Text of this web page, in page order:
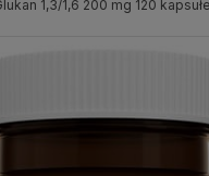
1,3/1,6 200 mg 120